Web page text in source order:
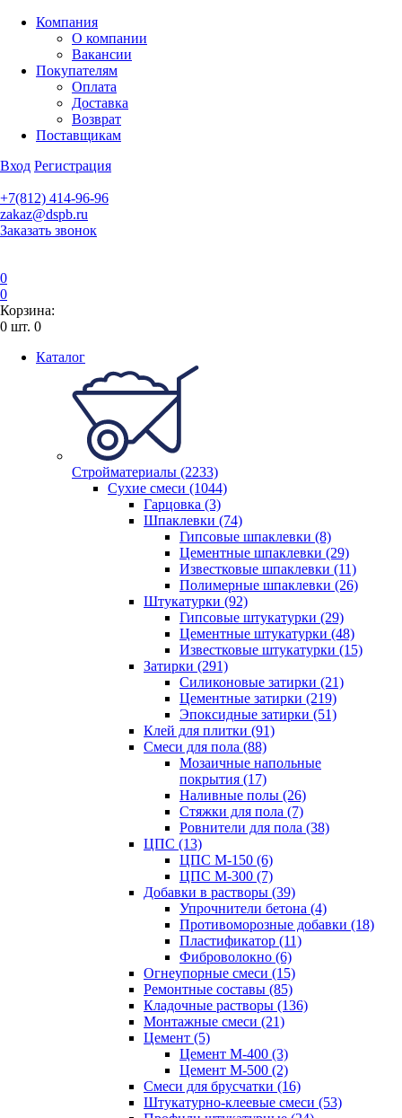
Компания
О компании
Вакансии
Покупателям
Оплата
Доставка
Возврат
Поставщикам
Вход Регистрация
+7(812) 414-96-96
zakaz@dspb.ru
Заказать звонок
0
0
Корзина:
0 шт. 0
Каталог
Стройматериалы (2233)
Сухие смеси (1044)
Гарцовка (3)
Шпаклевки (74)
Гипсовые шпаклевки (8)
Цементные шпаклевки (29)
Известковые шпаклевки (11)
Полимерные шпаклевки (26)
Штукатурки (92)
Гипсовые штукатурки (29)
Цементные штукатурки (48)
Известковые штукатурки (15)
Затирки (291)
Силиконовые затирки (21)
Цементные затирки (219)
Эпоксидные затирки (51)
Клей для плитки (91)
Смеси для пола (88)
Мозаичные напольные
покрытия (17)
Наливные полы (26)
Стяжки для пола (7)
Ровнители для пола (38)
ЦПС (13)
ЦПС М-150 (6)
ЦПС М-300 (7)
Добавки в растворы (39)
Упрочнители бетона (4)
Противоморозные добавки (18)
Пластификатор (11)
Фиброволокно (6)
Огнеупорные смеси (15)
Ремонтные составы (85)
Кладочные растворы (136)
Монтажные смеси (21)
Цемент (5)
Цемент М-400 (3)
Цемент М-500 (2)
Смеси для брусчатки (16)
Штукатурно-клеевые смеси (53)